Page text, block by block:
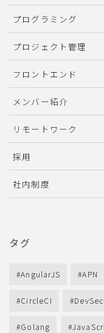
プログラミング
プロジェクト管理
フロントエンド
メンバー紹介
リモートワーク
採用
社内制度
タグ
AngularJS APN
CircleCI
Golang